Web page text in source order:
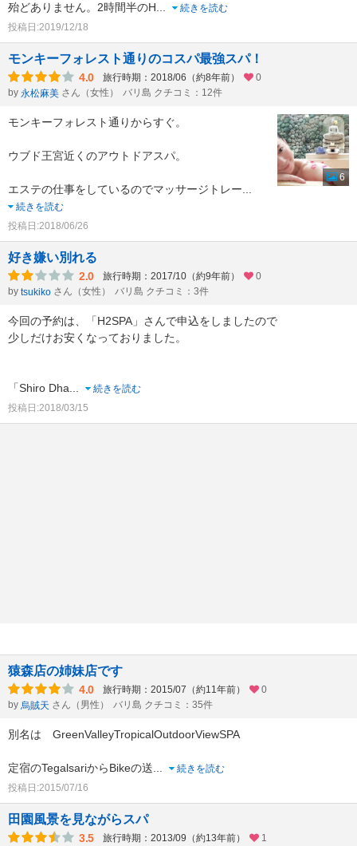
殆どありません。2時間半のH...
続きを読む
投稿日:2019/12/18
モンキーフォレスト通りのコスパ最強スパ！
4.0 旅行時期：2018/06（約8年前）
0
by 永松麻美 さん（女性） バリ島 クチコミ：12件
モンキーフォレスト通りからすぐ。
ウブド王宮近くのアウトドアスパ。
エステの仕事をしているのでマッサージトレー...
続きを読む
投稿日:2018/06/26
6
好き嫌い別れる
2.0 旅行時期：2017/10（約9年前）
0
by tsukiko さん（女性） バリ島 クチコミ：3件
今回の予約は、「H2SPA」さんで申込をしましたので
少しだけお安くなっておりました。
「Shiro Dha...
続きを読む
投稿日:2018/03/15
猿森店の姉妹店です
4.0 旅行時期：2015/07（約11年前）
0
by 烏賊天 さん（男性） バリ島 クチコミ：35件
別名は GreenValleyTropicalOutdoorViewSPA
定宿のTegalsariからBikeの送...
続きを読む
投稿日:2015/07/16
田園風景を見ながらスパ
3.5 旅行時期：2013/09（約13年前）
1